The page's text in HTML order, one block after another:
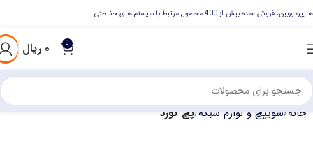
هایپردوربین، فروش عمده بیش از 400 محصول مرتبط با سیستم های حفاظتی
0 ۰ ریال
خانه سوییچ و لوازم شبکه پچ کورد